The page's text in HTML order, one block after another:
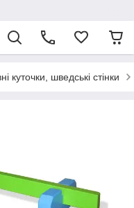
куточки, шведські стінки